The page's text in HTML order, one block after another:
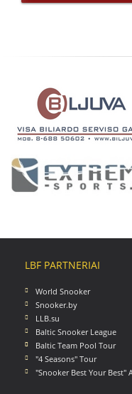
LBF PARTNERIAI
World Snooker
Snooker.by
LLB.su
Baltic Snooker League
Baltic Team Pool Tour
"4 Seasons" Tour
"Snooker Best Your Best"